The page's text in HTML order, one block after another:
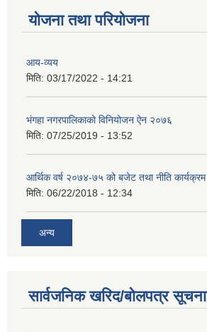
योजना तथा परियोजना
आय-व्यय
मिति: 03/17/2022 - 14:21
भंगहा नगरपालिकाको विनियोजन ऐन २०७६
मिति: 07/25/2019 - 13:52
आर्थिक वर्ष २०७४-७५ को बजेट तथा नीति कार्यक्रम
मिति: 06/22/2018 - 12:34
अन्य
सार्वजनिक खरिद/बोलपत्र सूचना